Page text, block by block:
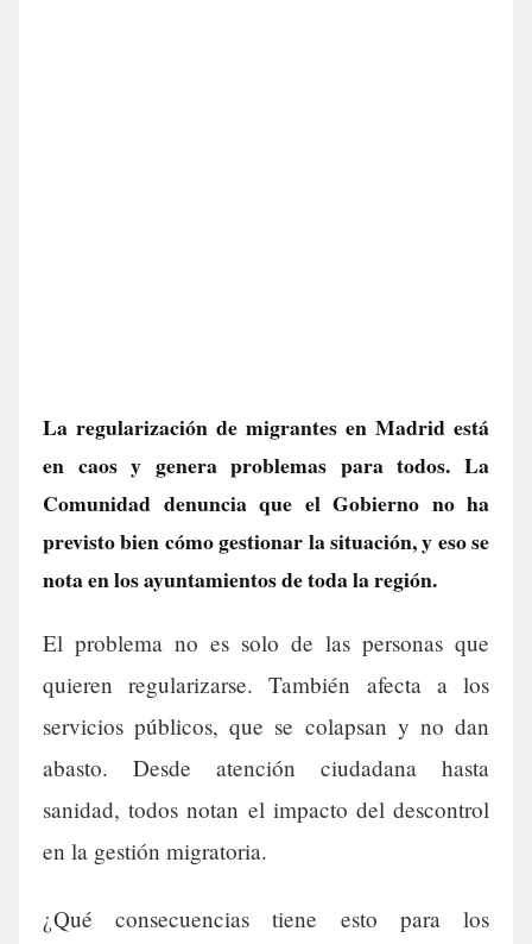
La regularización de migrantes en Madrid está
en caos y genera problemas para todos. La
Comunidad denuncia que el Gobierno no ha
previsto bien cómo gestionar la situación, y eso se
nota en los ayuntamientos de toda la región.
El problema no es solo de las personas que
quieren regularizarse. También afecta a los
servicios públicos, que se colapsan y no dan
abasto. Desde atención ciudadana hasta
sanidad, todos notan el impacto del descontrol
en la gestión migratoria.
¿Qué consecuencias tiene esto para los